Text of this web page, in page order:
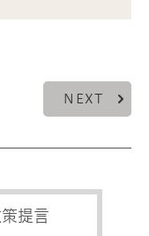
NEXT
提言